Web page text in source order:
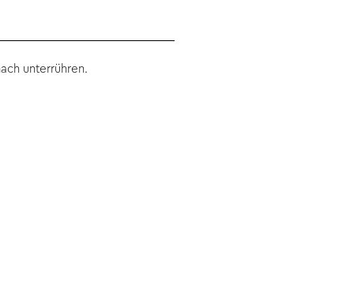
unterrühren.